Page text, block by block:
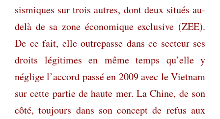
sismiques sur trois autres, dont deux situés au-
delà de sa zone économique exclusive (ZEE).
De ce fait, elle outrepasse dans ce secteur ses
droits légitimes en même temps qu’elle y
néglige l’accord passé en 2009 avec le Vietnam
sur cette partie de haute mer. La Chine, de son
côté, toujours dans son concept de refus aux